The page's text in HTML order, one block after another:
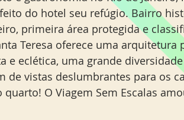
do hotel seu refúgio. Bairro
primeira área protegida e
Teresa oferece uma arquitetura
e eclética, uma grande
de vistas deslumbrantes para os
O Viagem Sem Escalas